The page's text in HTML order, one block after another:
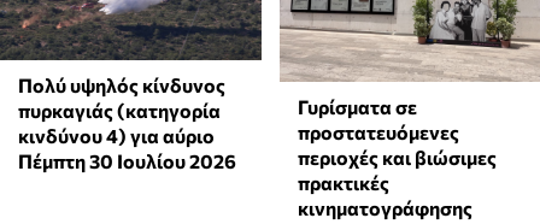
Πολύ υψηλός κίνδυνος
πυρκαγιάς (κατηγορία
κινδύνου 4) για αύριο
Πέμπτη 30 Ιουλίου 2026
Γυρίσματα σε
προστατευόμενες
περιοχές και βιώσιμες
πρακτικές
κινηματογράφησης